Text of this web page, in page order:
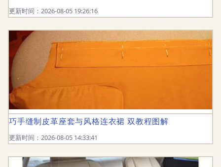
更新时间：2026-08-05 19:26:16
巧手缝制皮革座套与风格连衣裙 双教程图解
更新时间：2026-08-05 14:33:41